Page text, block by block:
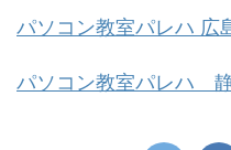
パソコン教室パレハ 広
パソコン教室パレハ